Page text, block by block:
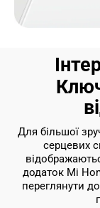
Для більшої
серцевих
додаток Mi
переглянути